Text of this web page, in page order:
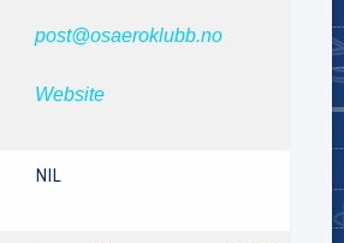
post@osaeroklubb.no
Website
NIL